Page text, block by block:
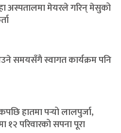
अस्पतालमा मेयरले गरिन् मेसुको
समयसँगै स्वागत कार्यक्रम पनि
हातमा पर्‍यो लालपुर्जा,
१२ परिवारको सपना पूरा